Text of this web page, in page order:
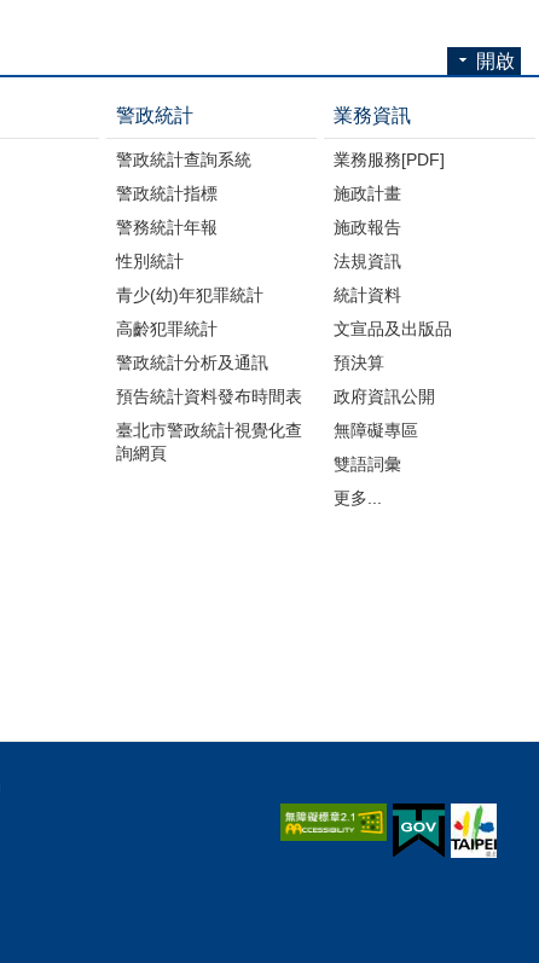
開啟
警政統計
警政統計查詢系統
警政統計指標
警務統計年報
性別統計
青少(幼)年犯罪統計
高齡犯罪統計
警政統計分析及通訊
預告統計資料發布時間表
臺北市警政統計視覺化查
詢網頁
業務資訊
業務服務[PDF]
施政計畫
施政報告
法規資訊
統計資料
文宣品及出版品
預決算
政府資訊公開
無障礙專區
雙語詞彙
更多...